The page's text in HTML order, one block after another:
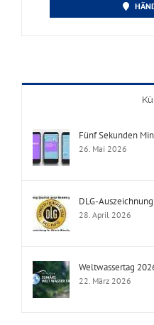
Fünf Sekunden
26. Mai 2026
DLG-
28. April 2026
Weltwassertag
22. März 2026